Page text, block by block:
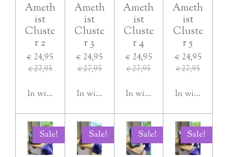
Ameth
ist
Cluste
r 2
€ 24,95
€ 27,95
In winkelwagen
Ameth
ist
Cluste
r 3
€ 24,95
€ 27,95
In winkelwagen
Ameth
ist
Cluste
r 4
€ 24,95
€ 27,95
In winkelwagen
Ameth
ist
Cluste
r 5
€ 24,95
€ 27,95
In
Sale! Sale! Sale! Sale!